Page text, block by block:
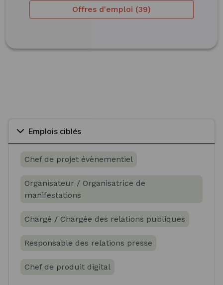
Offres d'emploi (39)
Emplois ciblés
Chef de projet évènementiel
Organisateur / Organisatrice de
manifestations
Chargé / Chargée des relations publiques
Responsable des relations presse
Chef de produit digital